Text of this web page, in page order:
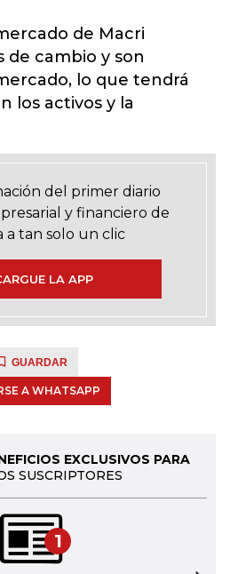
de Macri
de cambio y son
lo que tendrá
los activos y la
del primer diario
y financiero de
a tan solo un clic
LA APP
GUARDAR
A WHATSAPP
EXCLUSIVOS PARA
SUSCRIPTORES
1